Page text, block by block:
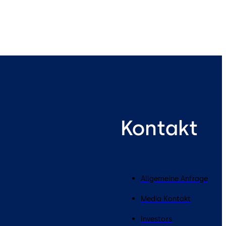
Kontakt
Allgemeine Anfrage
Media Kontakt
Investors